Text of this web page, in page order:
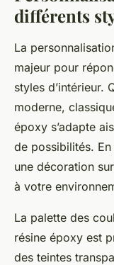
différents
La
majeur pour
styles d’intérieur.
moderne,
époxy s’adapte
de possibilités.
une décoration
à votre
La palette des
résine époxy est
des teintes